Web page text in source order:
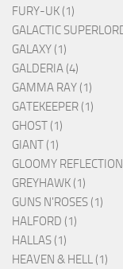
FURY-UK (1)
GALACTIC
GALAXY (1)
GALDERIA (4)
GAMMA RAY (1)
GATEKEEPER (1)
GHOST (1)
GIANT (1)
GLOOMY
GREYHAWK (1)
GUNS N'ROSES (1)
HALFORD (1)
HALLAS (1)
HEAVEN & HELL (1)